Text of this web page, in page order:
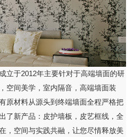
立于2012年主要针对于高端墙面的研
空间美学，室内隔音，高端墙面装
原材料从源头到终端墙面全程严格把
了新产品：皮护墙板，皮艺框线，全
，空间与实践共融，让您尽情释放美